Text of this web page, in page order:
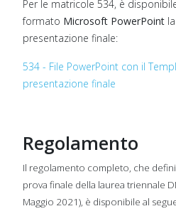
Per le matricole 534, è
formato Microsoft PowerPoint
presentazione finale:
534 - File PowerPoint con il
presentazione finale
Regolamento
Il regolamento completo, che
prova finale della laurea triennale
Maggio 2021), è disponibile al